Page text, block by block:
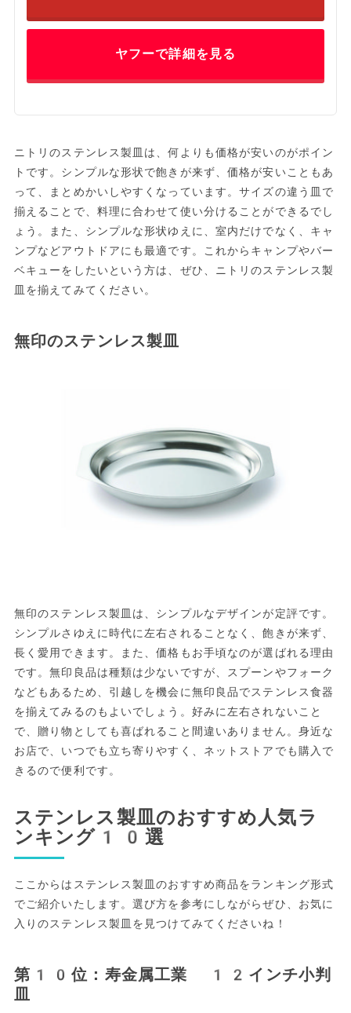
ヤフーで詳細を見る
ニトリのステンレス製皿は、何よりも価格が安いのがポイン
トです。シンプルな形状で飽きが来ず、価格が安いこともあ
って、まとめかいしやすくなっています。サイズの違う皿で
揃えることで、料理に合わせて使い分けることができるでし
ょう。また、シンプルな形状ゆえに、室内だけでなく、キャ
ンプなどアウトドアにも最適です。これからキャンプやバー
ベキューをしたいという方は、ぜひ、ニトリのステンレス製
皿を揃えてみてください。
無印のステンレス製皿
無印のステンレス製皿は、シンプルなデザインが定評です。
シンプルさゆえに時代に左右されることなく、飽きが来ず、
長く愛用できます。また、価格もお手頃なのが選ばれる理由
です。無印良品は種類は少ないですが、スプーンやフォーク
などもあるため、引越しを機会に無印良品でステンレス食器
を揃えてみるのもよいでしょう。好みに左右されないこと
で、贈り物としても喜ばれること間違いありません。身近な
お店で、いつでも立ち寄りやすく、ネットストアでも購入で
きるので便利です。
ステンレス製皿のおすすめ人気ラ
ンキング10選
ここからはステンレス製皿のおすすめ商品をランキング形式
でご紹介いたします。選び方を参考にしながらぜひ、お気に
入りのステンレス製皿を見つけてみてくださいね！
第10位：寿金属工業 12インチ小判
皿